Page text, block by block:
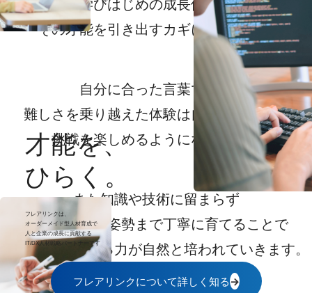
才能を、
ひらく。
フレアリンクは、
オーダーメイド型人材育成で
人と企業の成長に貢献する
IT/DX人材戦略パートナーです
学びはじめの成長体験が
その才能を引き出すカギになります。
自分に合った言葉で学び
難しさを乗り越えた体験は自信につながり
挑戦を楽しめるようになります。
また知識や技術に留まらず
プロとしての姿勢まで丁寧に育てることで
自ら考え行動する力が自然と培われていきます。
フレアリンクについて詳しく知る→